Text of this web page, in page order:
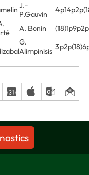
J.-
P.Gauvin
A. Bonin
G.
Alimpinisis